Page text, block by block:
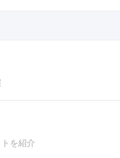
を紹介